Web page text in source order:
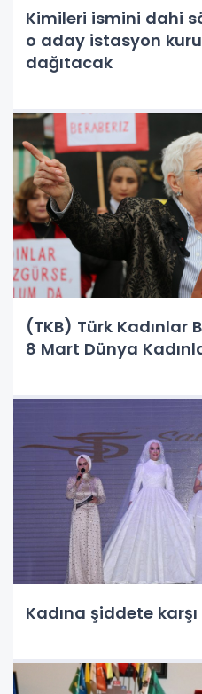
Kimileri ismini dahi
o aday istasyon
dağıtacak
(TKB) Türk Kadınlar
8 Mart Dünya
Kadına şiddete